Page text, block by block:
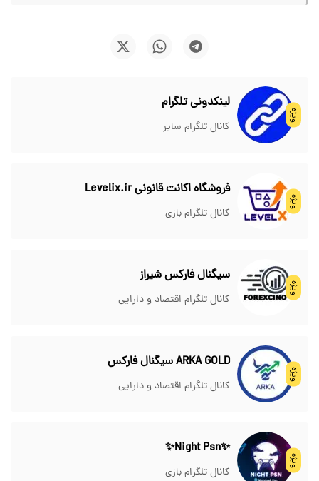
ویژه
لینکدونی تلگرام
کانال تلگرام سایر
ویژه
فروشگاه اکانت قانونی Levelix.ir
کانال تلگرام بازی
ویژه
سیگنال فارکس شیراز
کانال تلگرام اقتصاد و دارایی
ویژه
ARKA GOLD سیگنال فارکس
کانال تلگرام اقتصاد و دارایی
ویژه
✨Night Psn✨
کانال تلگرام بازی